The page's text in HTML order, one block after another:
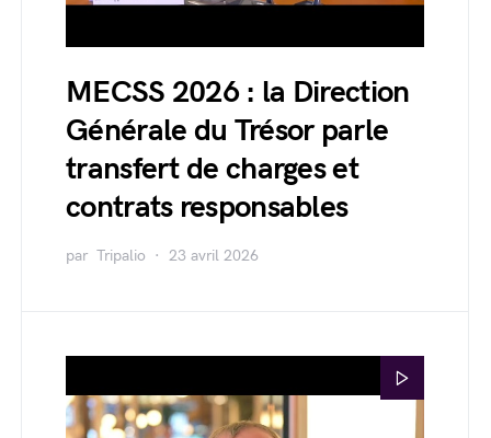
MECSS 2026 : la Direction
Générale du Trésor parle
transfert de charges et
contrats responsables
par Tripalio 23 avril 2026